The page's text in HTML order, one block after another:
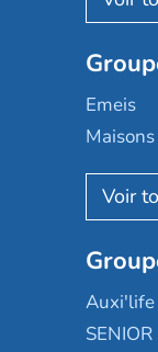
Mobicap
Domusvi
Happy
Nexity
Les
Occitalia
Emeis
Korian
Emera
Groupe
Le Noble
Almage
Auxi'life